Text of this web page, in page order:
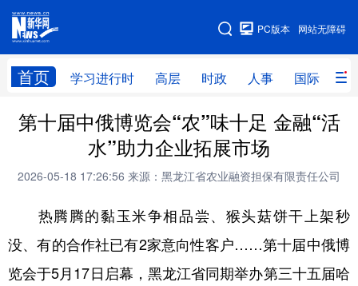
网站无障碍
PC版本
首页 学习进行时 高层 时政 人事 国际 财
网站地图
学习进行时 高层 时政 人事
财经 网评
思客智库 全球连线 教育
科技 科普 体育 文化
健康 军事 访谈 视频
第十届中俄博览会“农”味十足 金融“活
水”助力企业拓展市场
2026-05-18 17:26:56 来源：黑龙江省农业融资担保有限责任公司
热腾腾的黏玉米争相品尝、猴头菇饼干上架秒
没、有的合作社已有2家意向性客户……第十届中俄博
览会于5月17日启幕，黑龙江省同期举办第三十五届哈